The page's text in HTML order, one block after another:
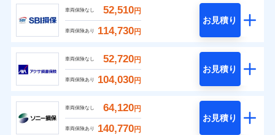
車両保険なし 52,510円
車両保険あり 114,730円
お見積り
車両保険なし 52,720円
車両保険あり 104,030円
お見積り
車両保険なし 64,120円
車両保険あり 140,770円
お見積り